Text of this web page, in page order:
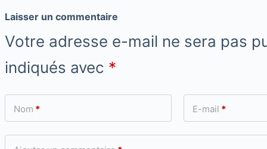
Laisser un commentaire
Votre adresse e-mail ne sera pas
indiqués avec *
Nom * E-mail *